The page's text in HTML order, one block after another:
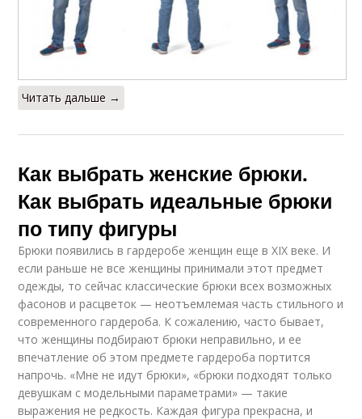
Читать дальше →
Как выбрать женские брюки.
Как выбрать идеальные брюки
по типу фигуры
Брюки появились в гардеробе женщин еще в XIX веке. И
если раньше не все женщины принимали этот предмет
одежды, то сейчас классические брюки всех возможных
фасонов и расцветок — неотъемлемая часть стильного и
современного гардероба. К сожалению, часто бывает,
что женщины подбирают брюки неправильно, и ее
впечатление об этом предмете гардероба портится
напрочь. «Мне не идут брюки», «брюки подходят только
девушкам с модельными параметрами» — такие
выражения не редкость. Каждая фигура прекрасна, и